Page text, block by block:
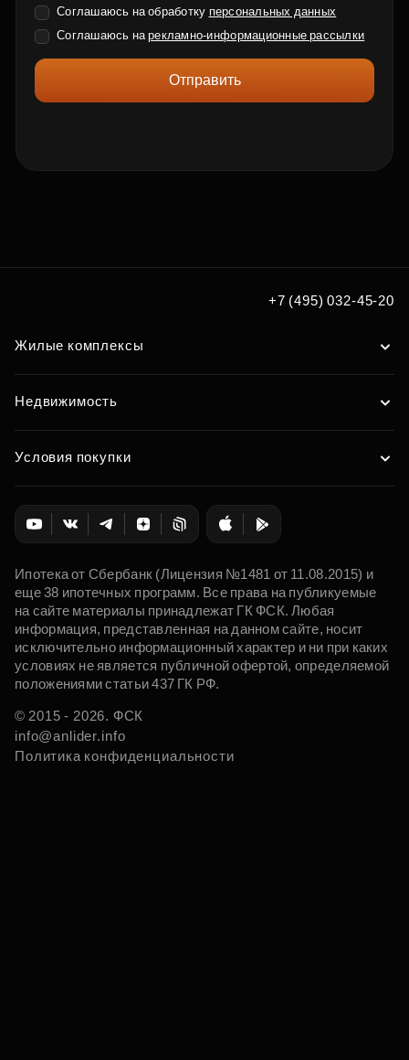
Соглашаюсь на обработку персональных данных
Соглашаюсь нарекламно-информационные рассылки
Отправить
+7 (495) 032-45-20
Жилые комплексы
Недвижимость
Условия покупки
Ипотека от Сбербанк (Лицензия №1481 от 11.08.2015) и
еще 38 ипотечных программ. Все права на публикуемые
на сайте материалы принадлежат ГК ФСК. Любая
информация, представленная на данном сайте, носит
исключительно информационный характер и ни при каких
условиях не является публичной офертой, определяемой
положениями статьи 437 ГК РФ.
© 2015 - 2026. ФСК
info@anlider.info
Политика конфиденциальности